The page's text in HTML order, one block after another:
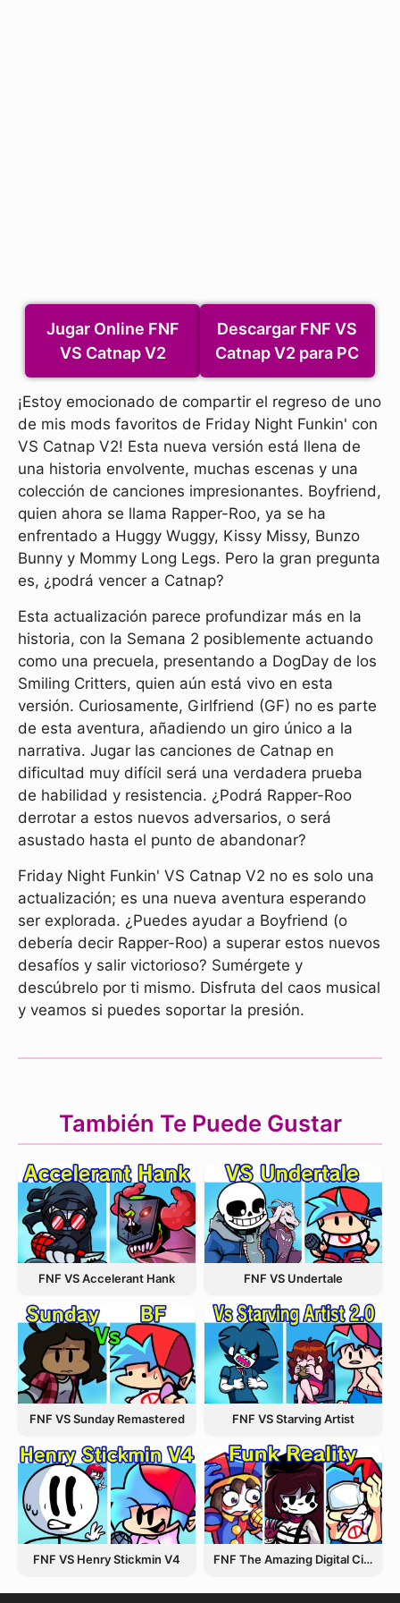
Jugar Online FNF
VS Catnap V2
Descargar FNF VS
Catnap V2 para PC
¡Estoy emocionado de compartir el regreso de uno
de mis mods favoritos de Friday Night Funkin' con
VS Catnap V2! Esta nueva versión está llena de
una historia envolvente, muchas escenas y una
colección de canciones impresionantes. Boyfriend,
quien ahora se llama Rapper-Roo, ya se ha
enfrentado a Huggy Wuggy, Kissy Missy, Bunzo
Bunny y Mommy Long Legs. Pero la gran pregunta
es, ¿podrá vencer a Catnap?
Esta actualización parece profundizar más en la
historia, con la Semana 2 posiblemente actuando
como una precuela, presentando a DogDay de los
Smiling Critters, quien aún está vivo en esta
versión. Curiosamente, Girlfriend (GF) no es parte
de esta aventura, añadiendo un giro único a la
narrativa. Jugar las canciones de Catnap en
dificultad muy difícil será una verdadera prueba
de habilidad y resistencia. ¿Podrá Rapper-Roo
derrotar a estos nuevos adversarios, o será
asustado hasta el punto de abandonar?
Friday Night Funkin' VS Catnap V2 no es solo una
actualización; es una nueva aventura esperando
ser explorada. ¿Puedes ayudar a Boyfriend (o
debería decir Rapper-Roo) a superar estos nuevos
desafíos y salir victorioso? Sumérgete y
descúbrelo por ti mismo. Disfruta del caos musical
y veamos si puedes soportar la presión.
También Te Puede Gustar
FNF VS Accelerant Hank FNF VS Undertale
FNF VS Sunday Remastered FNF VS Starving Artist
FNF VS Henry Stickmin V4 FNF The Amazing Digital Circus Funk Off Reality